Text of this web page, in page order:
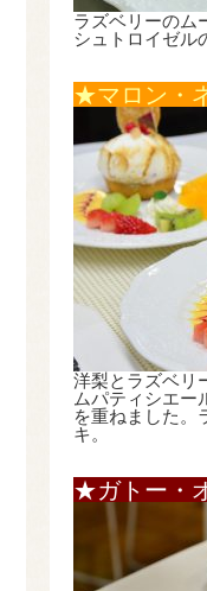
ラズベリーのム
シュトロイゼル
★マロン・
洋梨とラズベリ
ムパティシエー
を重ねました。
キ。
★ガトー・